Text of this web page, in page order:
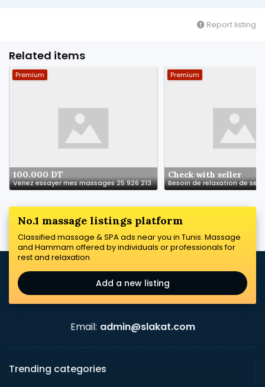
Report listing
Related items
Premium
100.000 DT
Venez essayer mes massages 25 926 213
Premium
Check with seller
No.1 massage listings platform
Classified massage & SPA ads near you in Tunis. Massage
and Hammam offered by individuals or professionals for
rest and relaxation
Add a new listing
Email: admin@slakat.com
Trending categories